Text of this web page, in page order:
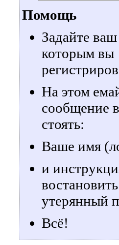
Помощь
Задайте
которым вы
На этом
сообщение
стоять:
Ваше имя
и
утерянный
Всё!